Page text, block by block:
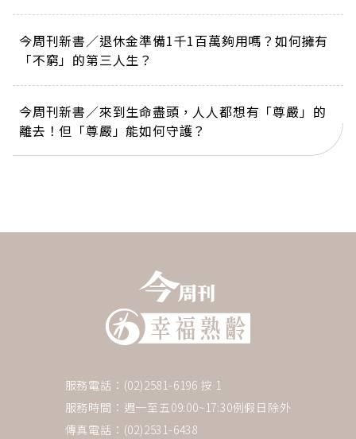
今周刊新書／退休金準備1千1百萬夠用嗎？如何擁有
「不窮」的第三人生？
今周刊新書／來到生命盡頭，人人都想有「尊嚴」的
離去！但「尊嚴」能如何守護？
服務電話：(02)2581-6196 按 1
服務時間：週一至五09:00~17:30例假日除外
傳真電話：(02)2531-6438